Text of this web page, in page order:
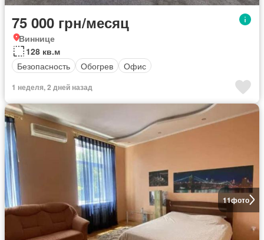
75 000 грн/месяц
Виннице
128 кв.м
Безопасность
Обогрев Офис
1 неделя, 2 дней назад
11фото